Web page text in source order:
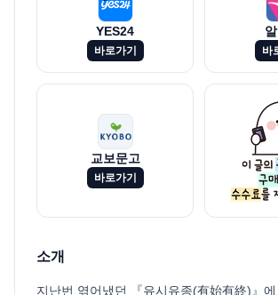
YES24
바로가기 바
교보문고
바로가기
소개
지난번 엮어냈던 『유시유종(有始有終)』